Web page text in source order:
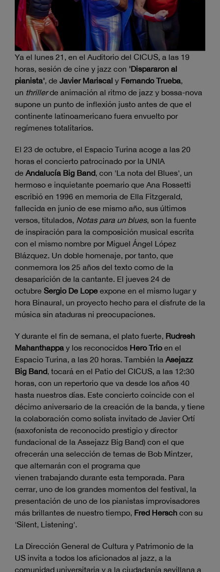
Ya el lunes 21, en el Auditorio del CICUS, a las 19
horas, sesión de cine y jazz con 'Dispararon al
pianista', de Javier Mariscal y Fernando Trueba,
un thrillerde animación al ritmo de jazz y bossa-nova
supone un punto de inflexión justo antes de que el
continente latinoamericano fuera envuelto por
regímenes totalitarios.
El 23 de octubre, el Espacio Turina acoge a las 20
horas el concierto patrocinado por la UNIA
de Andalucía Big Band, con 'La nota del Blues', un
hermoso e inquietante poemario que Ana Rossetti
escribió en 1996 en memoria de Ella Fitzgerald,
fallecida en junio de ese mismo año, sus últimos
versos, titulados, Notas para un blues, son la fuente
de inspiración para la composición musical escrita
con el mismo nombre por Miguel Ángel López
Blázquez. Un doble homenaje, por tanto, que
conmemora los 25 años del texto como de la
desaparición de la cantante. El jueves 24 de
octubre Sergio De Lope expone en el mismo lugar y
hora Binaural, un proyecto hecho para el disfrute de la
música sin ataduras ni preocupaciones.
Y durante el fin de semana, el plato fuerte, Rudresh
Mahanthappa y los reconocidos Hero Trioen el
Espacio Turina, a las 20 horas. También la Asejazz
Big Band, tocará en el Patio del CICUS, a las 12:30
horas, con un repertorio que va desde los años 40
hasta nuestros días. Este concierto coincide con el
décimo aniversario de la creación de la banda, y tiene
la colaboración como solista invitado de Javier Ortí
(saxofonista de reconocido prestigio y director
fundacional de la Assejazz Big Band) con el que
ofrecerán una selección de temas de Bob Mintzer,
que alternarán con el programa que
vienen trabajando durante esta temporada. Para
cerrar, uno de los grandes momentos del festival, la
presentación de uno de los pianistas improvisadores
más brillantes de nuestro tiempo, Fred Hersch con su
'Silent, Listening'.
La Dirección General de Cultura y Patrimonio de la
US invita a todos los aficionados al jazz, a la
comunidad universitaria y a la ciudadanía sevillana a